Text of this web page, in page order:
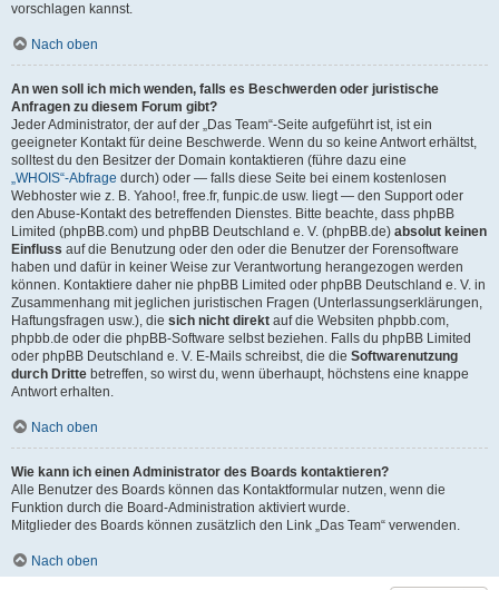
vorschlagen kannst.
Nach oben
An wen soll ich mich wenden, falls es Beschwerden oder juristische
Anfragen zu diesem Forum gibt?
Jeder Administrator, der auf der „Das Team“-Seite aufgeführt ist, ist ein
geeigneter Kontakt für deine Beschwerde. Wenn du so keine Antwort erhältst,
solltest du den Besitzer der Domain kontaktieren (führe dazu eine
„WHOIS“-Abfrage durch) oder — falls diese Seite bei einem kostenlosen
Webhoster wie z. B. Yahoo!, free.fr, funpic.de usw. liegt — den Support oder
den Abuse-Kontakt des betreffenden Dienstes. Bitte beachte, dass phpBB
Limited (phpBB.com) und phpBB Deutschland e. V. (phpBB.de) absolut keinen
Einfluss auf die Benutzung oder den oder die Benutzer der Forensoftware
haben und dafür in keiner Weise zur Verantwortung herangezogen werden
können. Kontaktiere daher nie phpBB Limited oder phpBB Deutschland e. V. in
Zusammenhang mit jeglichen juristischen Fragen (Unterlassungserklärungen,
Haftungsfragen usw.), die sich nicht direkt auf die Websiten phpbb.com,
phpbb.de oder die phpBB-Software selbst beziehen. Falls du phpBB Limited
oder phpBB Deutschland e. V. E-Mails schreibst, die die Softwarenutzung
durch Dritte betreffen, so wirst du, wenn überhaupt, höchstens eine knappe
Antwort erhalten.
Nach oben
Wie kann ich einen Administrator des Boards kontaktieren?
Alle Benutzer des Boards können das Kontaktformular nutzen, wenn die
Funktion durch die Board-Administration aktiviert wurde.
Mitglieder des Boards können zusätzlich den Link „Das Team“ verwenden.
Nach oben